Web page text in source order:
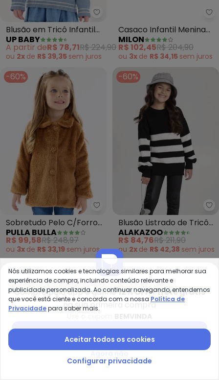
Up Baby - Blusão em Tricô
Blusão em Tricô Infantil
Menina (Azul)
UP BABY
A partir deR$ 78,71R$ 224,90
ou 2x de R$ 39,35 sem juros
Casaco Infantil Menina
(Preto)
MILON
R$ 102,45R$ 204,90
ou 3x de R$ 34,15 sem juros
-60%
Pulla Bulla - Sobretudo Pelo
Sobretudo Pelo C/Forro
(Marrom)
PULLA BULLA
R$ 99,58R$ 248,97
ou 3x de R$ 33,19 sem juros
-60%
Blusão Listrado de Tricô
Infantil Menina (Preto)
ALAKAZOO
R$ 84,76R$ 211,90
ou 2x de R$ 42,38 sem juros
-65%
-60%
Compre pelo app e ganhe12% OFF + frete grátis
na sua primeira compra
Nós utilizamos cookies e tecnologias similares para melhorar sua
experiência de compra, incluindo conteúdo relevante e
publicidade personalizada. Ao continuar navegando, entendemos
que você está ciente e concorda com a nossa Política de
Privacidadepara saber mais.
Aceitar todos os cookies
Configurar privacidade